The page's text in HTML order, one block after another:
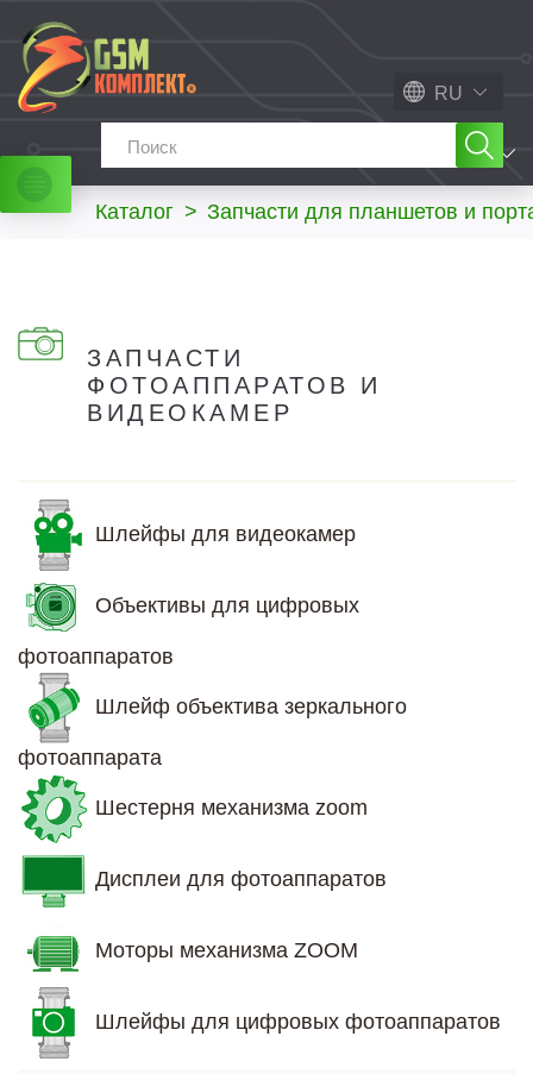
RU
МЕНЮ
Каталог > Запчасти для планшетов и
ЗАПЧАСТИ
ФОТОАППАРАТОВ И
ВИДЕОКАМЕР
Шлейфы для видеокамер
Объективы для цифровых
фотоаппаратов
Шлейф объектива зеркального
фотоаппарата
Шестерня механизма zoom
Дисплеи для фотоаппаратов
Моторы механизма ZOOM
Шлейфы для цифровых фотоаппаратов